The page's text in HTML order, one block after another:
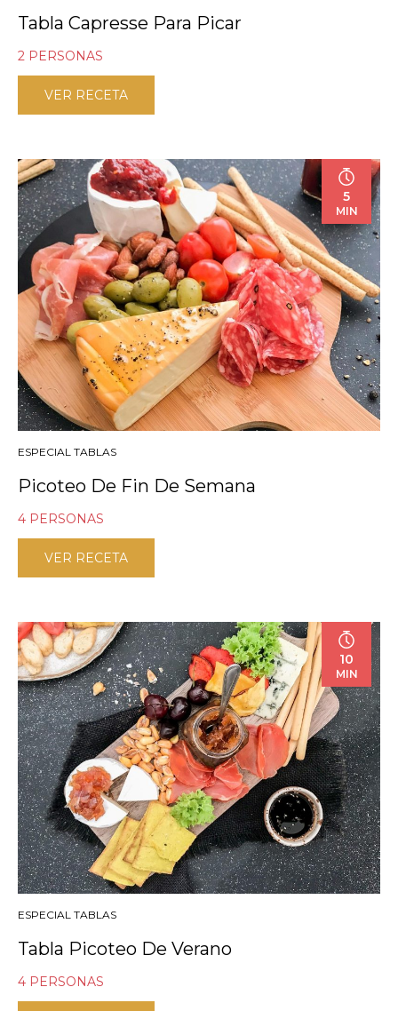
Tabla Capresse Para Picar
2 PERSONAS
VER RECETA
5
MIN
ESPECIAL TABLAS
Picoteo De Fin De Semana
4 PERSONAS
VER RECETA
10
MIN
ESPECIAL TABLAS
Tabla Picoteo De Verano
4 PERSONAS